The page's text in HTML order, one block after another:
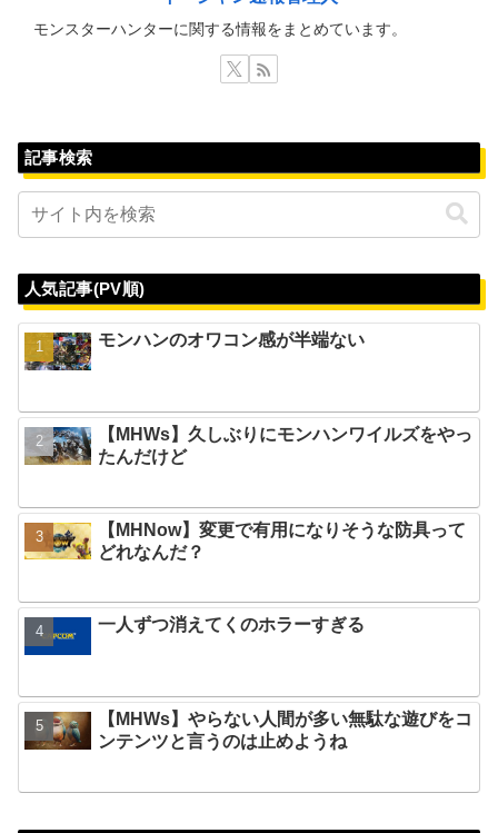
モンスターハンターに関する情報をまとめています。
記事検索
人気記事(PV順)
モンハンのオワコン感が半端ない
【MHWs】久しぶりにモンハンワイルズをやっ
たんだけど
【MHNow】変更で有用になりそうな防具って
どれなんだ？
一人ずつ消えてくのホラーすぎる
【MHWs】やらない人間が多い無駄な遊びをコ
ンテンツと言うのは止めようね